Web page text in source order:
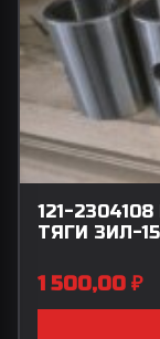
121-
ТЯГИ ЗИЛ-
1 500,00 ₽